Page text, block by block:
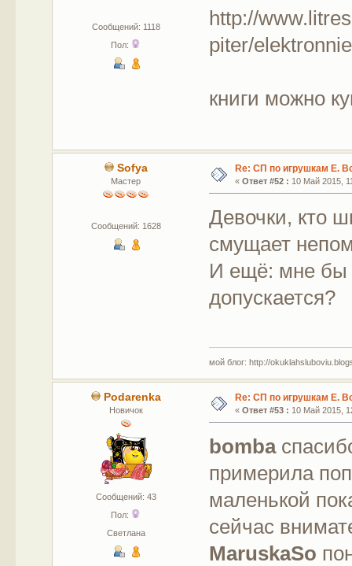
Сообщений: 1118
Пол:
http://
piter/
книги можно
Sofya
Мастер
Сообщений: 1628
Re: СП по игрушкам Е.
« Ответ #52 : 10 Май 2015,
Девочки, кто
смущает
И ещё: мне бы
допускается?
мой блог: http://
Podarenka
Новичок
Сообщений: 43
Пол:
Светлана
Re: СП по игрушкам Е.
« Ответ #53 : 10 Май 2015,
bomba
примерила
маленькой
сейчас
MaruskaSo